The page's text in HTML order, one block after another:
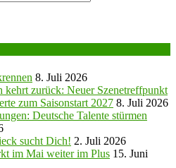
8. Juli 2026
kehrt zurück: Neuer Szenetreffpunkt
zum Saisonstart 2027 8. Juli 2026
Deutsche Talente stürmen
sucht Dich! 2. Juli 2026
im Mai weiter im Plus 15. Juni